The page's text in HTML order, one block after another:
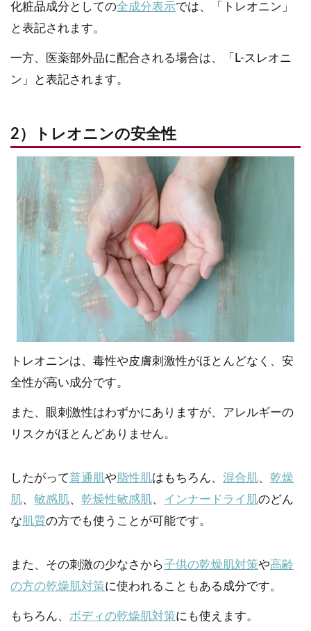
化粧品成分としての全成分表示では、「トレオニン」
と表記されます。
一方、医薬部外品に配合される場合は、「L-スレオニ
ン」と表記されます。
2）トレオニンの安全性
トレオニンは、毒性や皮膚刺激性がほとんどなく、安
全性が高い成分です。
また、眼刺激性はわずかにありますが、アレルギーの
リスクがほとんどありません。
したがって普通肌や脂性肌はもちろん、 混合肌、 乾燥
肌、 敏感肌、 乾燥性敏感肌、 インナードライ肌のどん
な 肌質の方でも使うことが可能です。
また、その刺激の少なさから子供の乾燥肌対策や高齢
の方の乾燥肌対策に使われることもある成分です。
もちろん、 ボディの乾燥肌対策にも使えます。